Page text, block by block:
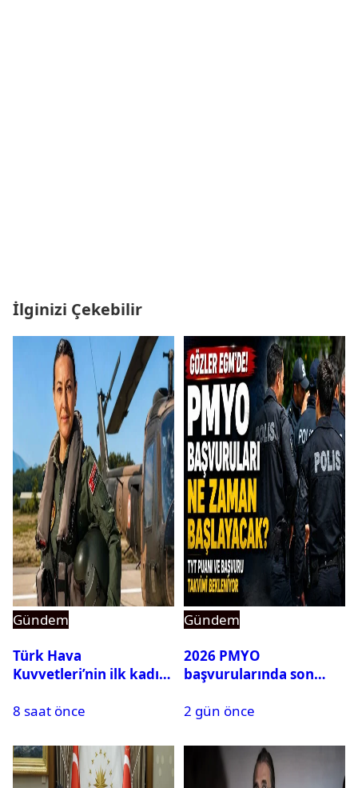
İlginizi Çekebilir
Gündem
Türk Hava
Kuvvetleri’nin ilk kadın
Karapınar hakkında
ortaya çıktı
8 saat önce
Gündem
2026 PMYO
başvurularında son
2 gün önce